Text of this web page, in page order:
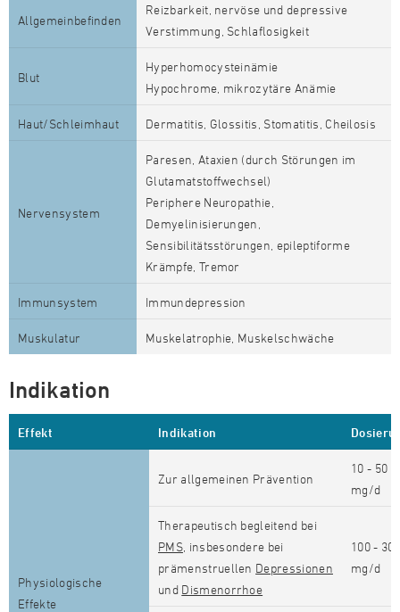
Allgemeinbefinden
Reizbarkeit, nervöse und depressive
Verstimmung, Schlaflosigkeit
Blut
Hyperhomocysteinämie
Hypochrome, mikrozytäre Anämie
Haut/Schleimhaut Dermatitis, Glossitis, Stomatitis, Cheilosis
Nervensystem
Paresen, Ataxien (durch Störungen im
Glutamatstoffwechsel)
Periphere Neuropathie,
Demyelinisierungen,
Sensibilitätsstörungen, epileptiforme
Krämpfe, Tremor
Immunsystem Immundepression
Muskulatur Muskelatrophie, Muskelschwäche
Indikation
Effekt Indikation
Physiologische
Effekte
Zur allgemeinen Prävention
10 - 50
mg/d
Therapeutisch begleitend bei
PMS, insbesondere bei
prämenstruellen Depressionen
und Dismenorrhoe
100 - 300
mg/d